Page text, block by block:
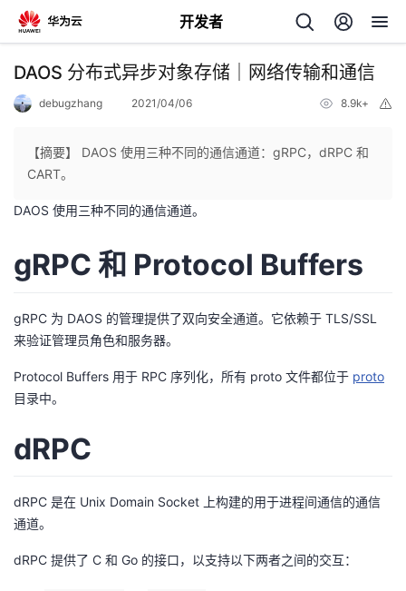
开发者
返
个
人
页
我
开
发
者
的
博
我
的
我
DAOS 分布式异步对象存储｜网络传输和通信
debugzhang 2021/04/06 8.9k+
【摘要】 DAOS 使用三种不同的通信通道：gRPC，dRPC 和
CART。
DAOS 使用三种不同的通信通道。
gRPC 和 Protocol Buffers
gRPC 为 DAOS 的管理提供了双向安全通道。它依赖于 TLS/SSL
来验证管理员角色和服务器。
Protocol Buffers 用于 RPC 序列化，所有 proto 文件都位于 proto
目录中。
dRPC
dRPC 是在 Unix Domain Socket 上构建的用于进程间通信的通信
通道。
dRPC 提供了 C 和 Go 的接口，以支持以下两者之间的交互：